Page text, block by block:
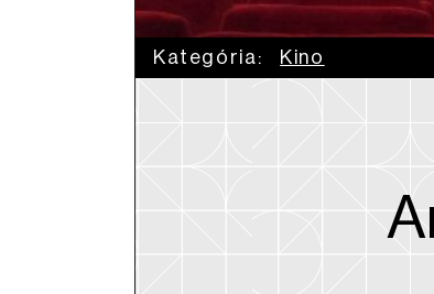
Kategória: Kino